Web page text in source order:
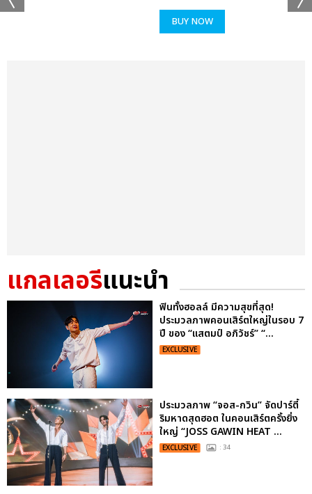
BUY NOW
แกลเลอรีแนะนำ
ฟินทั้งฮอลล์ มีความสุขที่สุด!
ประมวลภาพคอนเสิร์ตใหญ่ในรอบ 7
ปี ของ “แสตมป์ อภิวัชร์” “...
EXCLUSIVE
ประมวลภาพ “จอส-กวิน” จัดปาร์ตี้
ริมหาดสุดฮอต ในคอนเสิร์ตครั้งยิ่ง
ใหญ่ “JOSS GAWIN HEAT ...
EXCLUSIVE : 34